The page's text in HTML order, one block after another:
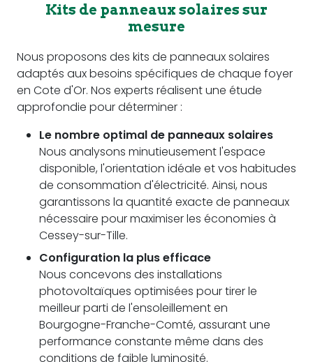
Kits de panneaux solaires sur
mesure
Nous proposons des kits de panneaux solaires
adaptés aux besoins spécifiques de chaque foyer
en Cote d'Or. Nos experts réalisent une étude
approfondie pour déterminer :
Le nombre optimal de panneaux solaires
Nous analysons minutieusement l'espace
disponible, l'orientation idéale et vos habitudes
de consommation d'électricité. Ainsi, nous
garantissons la quantité exacte de panneaux
nécessaire pour maximiser les économies à
Cessey-sur-Tille.
Configuration la plus efficace
Nous concevons des installations
photovoltaïques optimisées pour tirer le
meilleur parti de l'ensoleillement en
Bourgogne-Franche-Comté, assurant une
performance constante même dans des
conditions de faible luminosité.